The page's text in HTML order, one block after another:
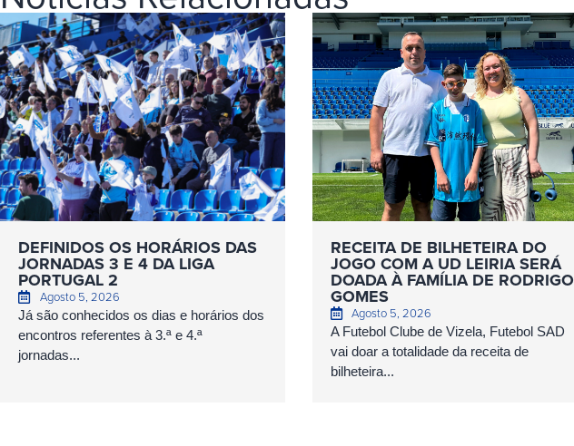
DEFINIDOS OS HORÁRIOS DAS
JORNADAS 3 E 4 DA LIGA
PORTUGAL 2
Agosto 5, 2026
Já são conhecidos os dias e horários dos
encontros referentes à 3.ª e 4.ª
jornadas...
RECEITA DE BILHETEIRA DO
JOGO COM A UD LEIRIA SERÁ
DOADA À FAMÍLIA DE RODRIGO
GOMES
Agosto 5, 2026
A Futebol Clube de Vizela, Futebol SAD
vai doar a totalidade da receita de
bilheteira...